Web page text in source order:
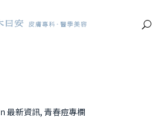
最新資訊, 青春痘專欄